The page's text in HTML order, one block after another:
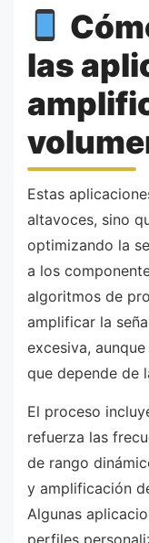
las
Estas
altavoces, sino
optimizando la
a los
algoritmos de
amplificar la
excesiva,
que depende de
El proceso
refuerza las
de rango
y amplificación
Algunas
perfiles